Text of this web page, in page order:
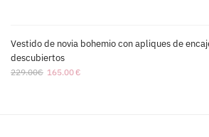
Vestido de novia bohemio con apliques de
descubiertos
229.00€ 165.00€